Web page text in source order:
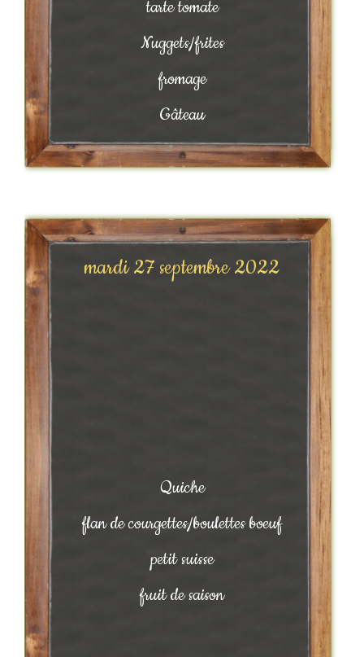
tarte tomate
Nuggets/frites
fromage
Gâteau
mardi 27 septembre 2022
Quiche
flan de courgettes/boulettes boeuf
petit suisse
fruit de saison